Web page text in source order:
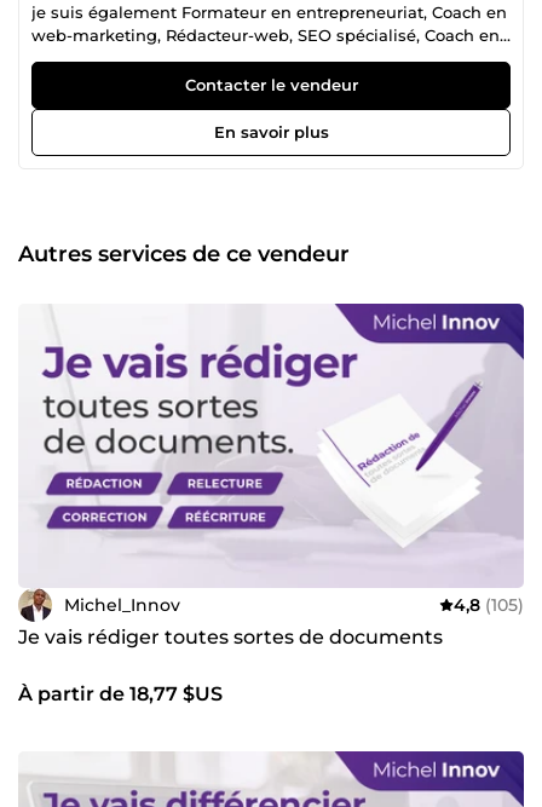
je suis également Formateur en entrepreneuriat, Coach en
web-marketing, Rédacteur-web, SEO spécialisé, Coach en
développement personnel. Etant responsable d'entreprise,
j'ai acquis des compétences au fil des années en e-
commerce, recherche de marchés pour les entreprises (B
to B et B to C), conseils en entrepreneuriat, assistance en
démarches administratives, montage et gestion de projets
Contacter le vendeur
En savoir plus
Autres services de ce vendeur
Michel_Innov 4,8 (105)
Je vais rédiger toutes sortes de documents
À partir de 18,77 $US